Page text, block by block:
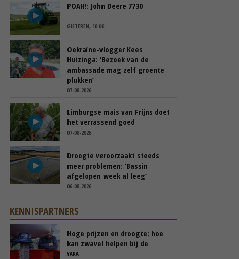
POAH!: John Deere 7730
GISTEREN, 10:00
Oekraïne-vlogger Kees
Huizinga: ‘Bezoek van de
ambassade mag zelf groente
plukken’
07-08-2026
Limburgse mais van Frijns doet
het verrassend goed
07-08-2026
Droogte veroorzaakt steeds
meer problemen: ‘Bassin
afgelopen week al leeg’
06-08-2026
KENNISPARTNERS
Hoge prijzen en droogte: hoe
kan zwavel helpen bij de
bemesting?
YARA